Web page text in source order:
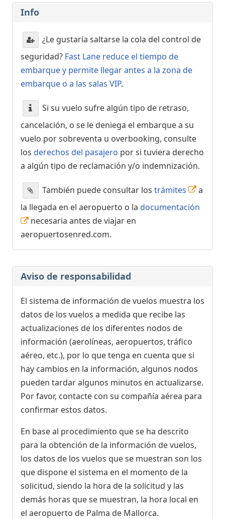
Info
¿Le gustaría saltarse la cola del control de
seguridad? Fast Lane reduce el tiempo de
embarque y permite llegar antes a la zona de
embarque o a las salas VIP.
Si su vuelo sufre algún tipo de retraso,
cancelación, o se le deniega el embarque a su
vuelo por sobreventa u overbooking, consulte
los derechos del pasajero por si tuviera derecho
a algún tipo de reclamación y/o indemnización.
También puede consultar los trámites
a
la llegada en el aeropuerto o la documentación
necesaria antes de viajar en
aeropuertosenred.com.
Aviso de responsabilidad
El sistema de información de vuelos muestra los
datos de los vuelos a medida que recibe las
actualizaciones de los diferentes nodos de
información (aerolíneas, aeropuertos, tráfico
aéreo, etc.), por lo que tenga en cuenta que si
hay cambios en la información, algunos nodos
pueden tardar algunos minutos en actualizarse.
Por favor, contacte con su compañía aérea para
confirmar estos datos.
En base al procedimiento que se ha descrito
para la obtención de la información de vuelos,
los datos de los vuelos que se muestran son los
que dispone el sistema en el momento de la
solicitud, siendo la hora de la solicitud y las
demás horas que se muestran, la hora local en
el aeropuerto de Palma de Mallorca.